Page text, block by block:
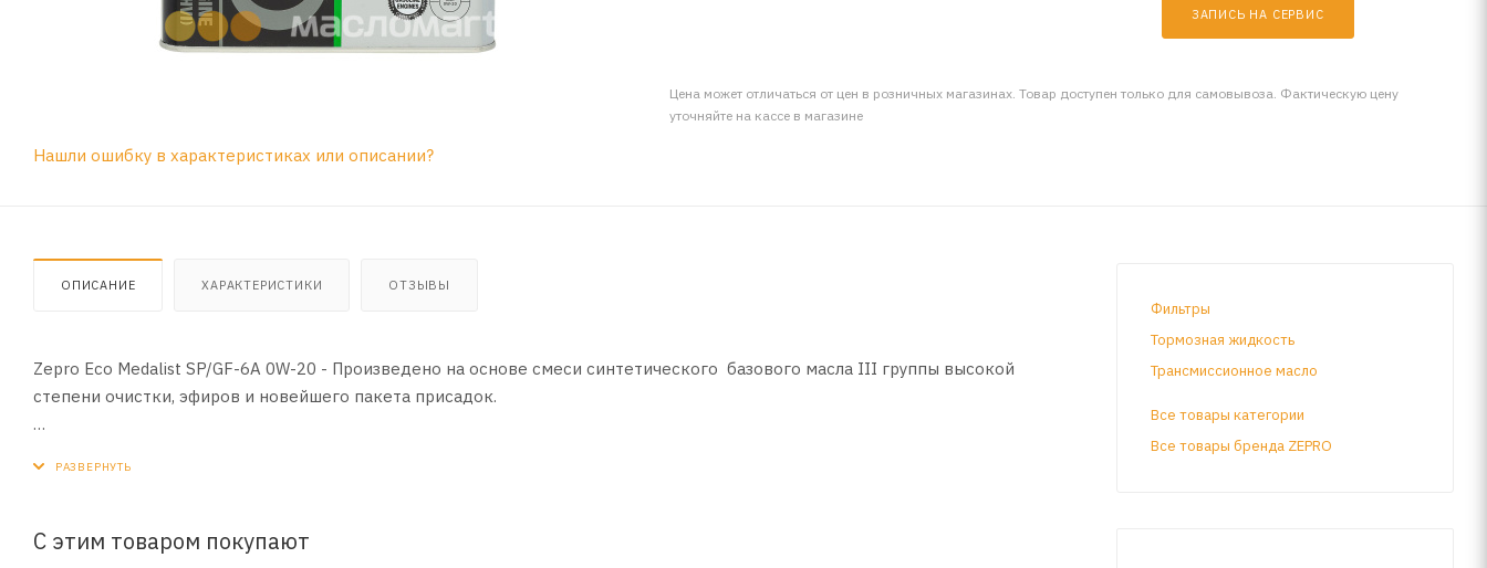
ЗАПИСЬ НА СЕРВИС
Цена может отличаться от цен в розничных магазинах. Товар доступен только для самовывоза. Фактическую цену
уточняйте на кассе в магазине
Нашли ошибку в характеристиках или описании?
ОПИСАНИЕ ХАРАКТЕРИСТИКИ ОТЗЫВЫ
Zepro Eco Medalist SP/GF-6A 0W-20 - Произведено на основе смеси синтетического базового масла III группы высокой
степени очистки, эфиров и новейшего пакета присадок.
СПЕЦИФИКАЦИИ:
С этим товаром покупают
Фильтры
Тормозная жидкость
Трансмиссионное масло
Все товары категории
Все товары бренда ZEPRO